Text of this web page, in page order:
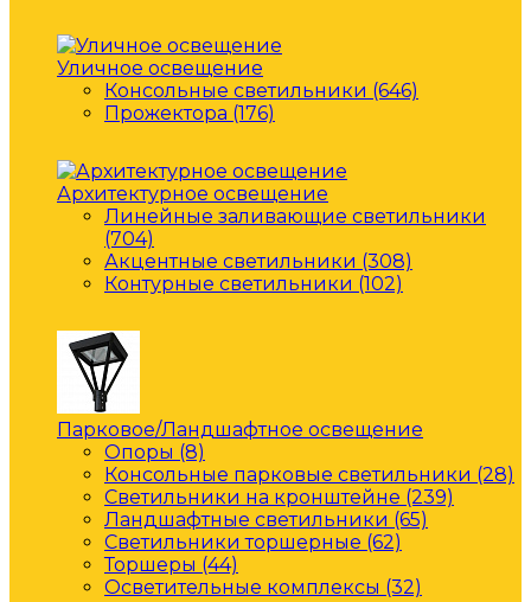
Уличное освещение
Консольные светильники (646)
Прожектора (176)
Архитектурное освещение
Линейные заливающие светильники
(704)
Акцентные светильники (308)
Контурные светильники (102)
Парковое/Ландшафтное освещение
Опоры (8)
Консольные парковые светильники (28)
Светильники на кронштейне (239)
Ландшафтные светильники (65)
Светильники торшерные (62)
Торшеры (44)
Осветительные комплексы (32)